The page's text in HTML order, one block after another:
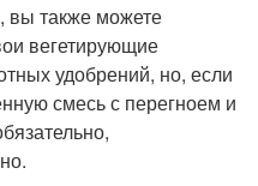
вы также можете
вегетирующие
удобрений, но, если
смесь с перегноем и